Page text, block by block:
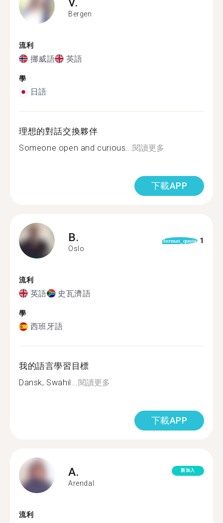
Bergen
流利
挪威語 英語
學
日語
理想的對話交換夥伴
Someone open and curious...閱讀更多
下載APP
B.
Oslo
format_quote 1
流利
英語 史瓦濟語
學
西班牙語
我的語言學習目標
Dansk, Swahil...閱讀更多
下載APP
A.
Arendal
新加入
流利